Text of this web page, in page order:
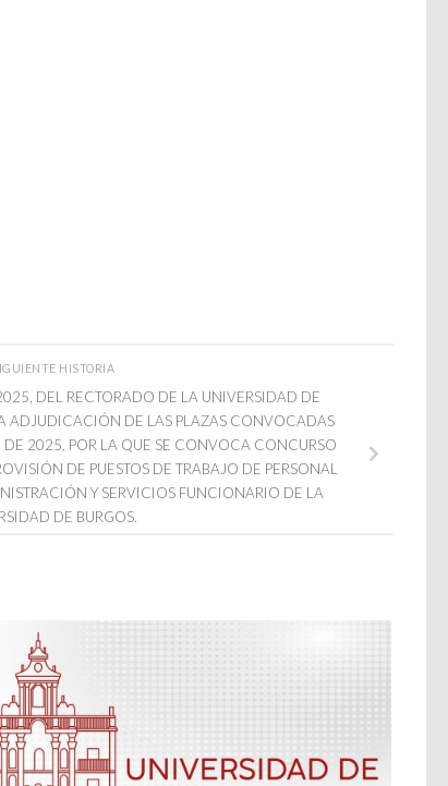
HISTORIA
DEL RECTORADO DE LA UNIVERSIDAD DE
ADJUDICACIÓN DE LAS PLAZAS CONVOCADAS
2025, POR LA QUE SE CONVOCA CONCURSO
DE PUESTOS DE TRABAJO DE PERSONAL
Y SERVICIOS FUNCIONARIO DE LA
DE BURGOS.